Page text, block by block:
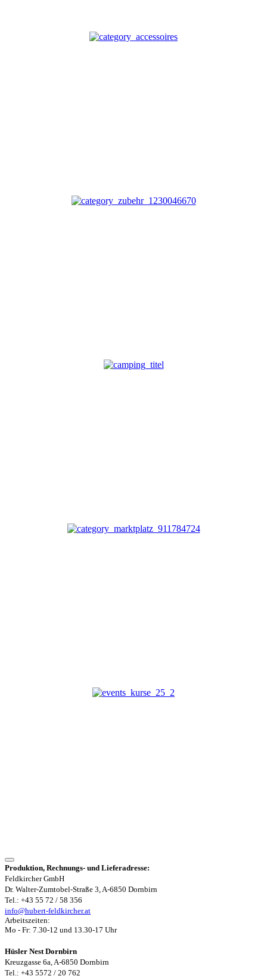
Produktion, Rechnungs- und Lieferadresse:
Feldkircher GmbH
Dr. Walter-Zumtobel-Straße 3, A-6850 Dornbirn
Tel.: +43 55 72 / 58 356
info@hubert-feldkircher.at
Arbeitszeiten:
Mo - Fr: 7.30-12 und 13.30-17 Uhr
Hüsler Nest Dornbirn
Kreuzgasse 6a, A-6850 Dornbirn
Tel.: +43 5572 / 20 762